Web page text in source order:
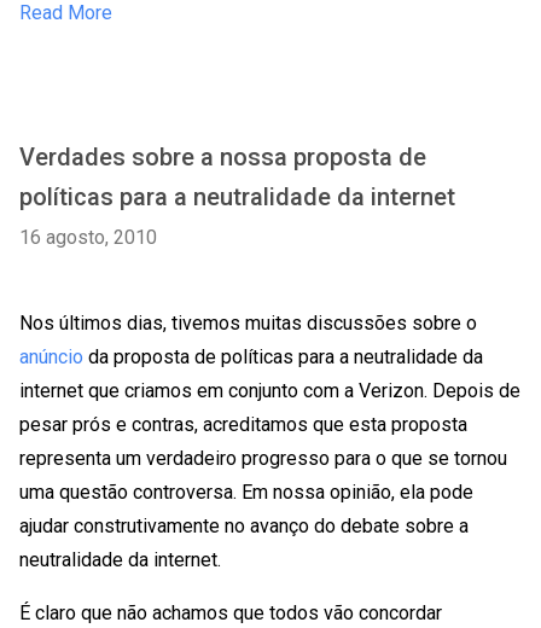
Read More
Verdades sobre a nossa proposta de
políticas para a neutralidade da internet
16 agosto, 2010
Nos últimos dias, tivemos muitas discussões sobre o
anúncio da proposta de políticas para a neutralidade da
internet que criamos em conjunto com a Verizon. Depois de
pesar prós e contras, acreditamos que esta proposta
representa um verdadeiro progresso para o que se tornou
uma questão controversa. Em nossa opinião, ela pode
ajudar construtivamente no avanço do debate sobre a
neutralidade da internet.
É claro que não achamos que todos vão concordar